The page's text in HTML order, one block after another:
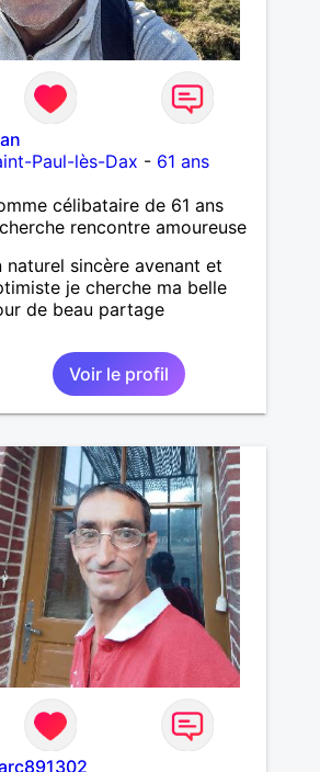
Paul-lès-Dax - 61 ans
célibataire de 61 ans
rencontre amoureuse
naturel sincère avenant et
je cherche ma belle
de beau partage
Voir le profil